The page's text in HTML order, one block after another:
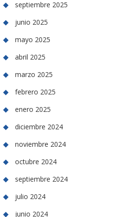
septiembre 2025
junio 2025
mayo 2025
abril 2025
marzo 2025
febrero 2025
enero 2025
diciembre 2024
noviembre 2024
octubre 2024
septiembre 2024
julio 2024
junio 2024